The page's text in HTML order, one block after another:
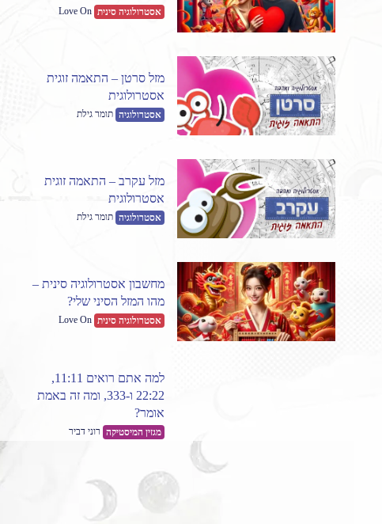
אסטרולוגיה סינית Love On
מזל סרטן – התאמה זוגית
אסטרולוגית
אסטרולוגיה תומר גילת
מזל עקרב – התאמה זוגית
אסטרולוגית
אסטרולוגיה תומר גילת
מחשבון אסטרולוגיה סינית –
מהו המזל הסיני שלי?
אסטרולוגיה סינית Love On
למה אתם רואים 11:11,
22:22 ו-333, ומה זה באמת
אומר?
מגזין המיסטיקה רוני דביר